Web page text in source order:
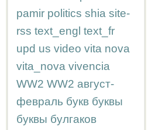
pamir politics shia site-
rss text_engl text_fr
upd us video vita nova
vita_nova vivencia
WW2 WW2 август-
февраль букв буквы
буквы булгаков